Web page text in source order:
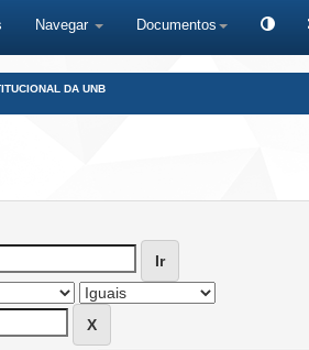
Navegar Documentos
DA UNB